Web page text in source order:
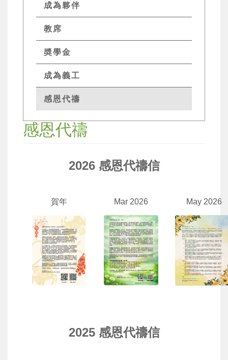
Menu
成為夥伴
教席
奬學金
成為義工
感恩代禱
感恩代禱
2026 感恩代禱信
賀年 Mar 2026 May 2026
2025 感恩代禱信